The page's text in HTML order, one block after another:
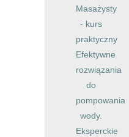
Masażysty
- kurs
praktyczny
Efektywne
rozwiązania
do
pompowania
wody.
Eksperckie